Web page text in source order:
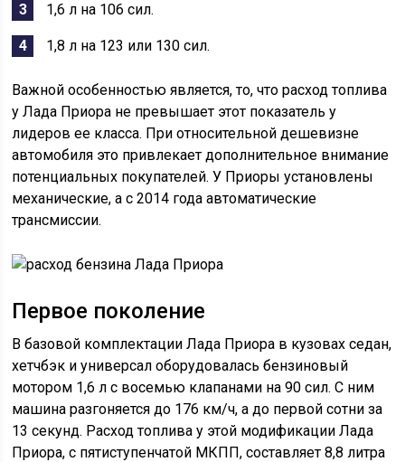
1,6 л на 106 сил.
1,8 л на 123 или 130 сил.
Важной особенностью является, то, что расход топлива
у Лада Приора не превышает этот показатель у
лидеров ее класса. При относительной дешевизне
автомобиля это привлекает дополнительное внимание
потенциальных покупателей. У Приоры установлены
механические, а с 2014 года автоматические
трансмиссии.
Первое поколение
В базовой комплектации Лада Приора в кузовах седан,
хетчбэк и универсал оборудовалась бензиновый
мотором 1,6 л с восемью клапанами на 90 сил. С ним
машина разгоняется до 176 км/ч, а до первой сотни за
13 секунд. Расход топлива у этой модификации Лада
Приора, с пятиступенчатой МКПП, составляет 8,8 литра